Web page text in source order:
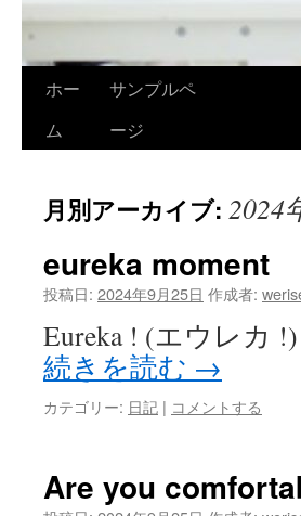
ホー
ム
サンプルペ
ージ
月別アーカイブ: 2024
eureka moment
投稿日: 2024年9月25日 作成者:
Eureka ! (エウレカ
続きを読む →
カテゴリー: 日記 | コメントする
Are you